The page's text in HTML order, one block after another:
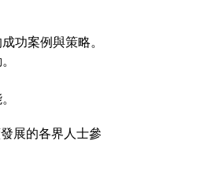
功案例與策略。
展的各界人士參